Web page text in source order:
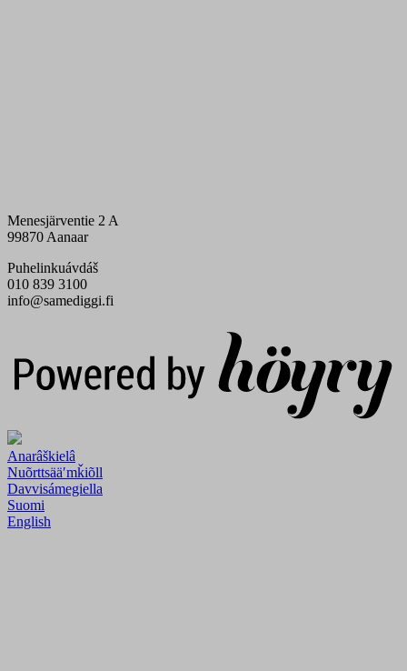
Menesjärventie 2 A
99870 Aanaar
Puhelinkuávdáš
010 839 3100
info@samediggi.fi
Anarâškielâ
Nuõrttsääʹmǩiõll
Davvisámegiella
Suomi
English